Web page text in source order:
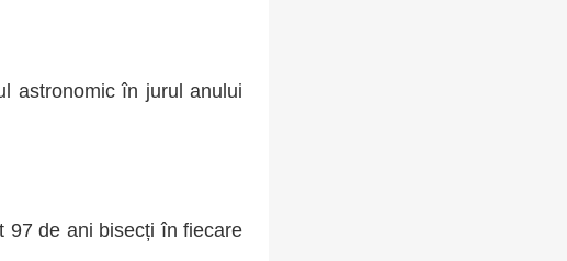
astronomic în jurul anului
97 de ani bisecți în fiecare